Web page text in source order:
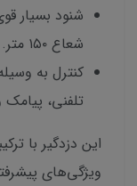
شنود بسیار
شعاع ۱۵۰ متر.
کنترل به
تلفنی، پیامک
این دزدگیر با
ویژگی‌های